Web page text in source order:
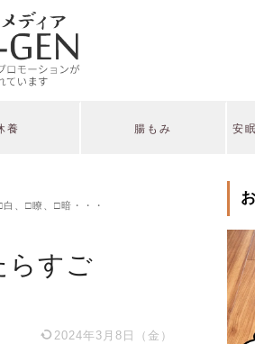
養 腸もみ 安
、□瞭、□暗・・・
らすご
2024年3月8日（金）